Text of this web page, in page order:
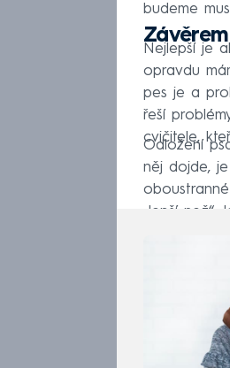
budeme
Závěrem
Nejlepší je
opravdu
pes je a
řeší
cvičitele,
Odložení
něj dojde,
„lepší